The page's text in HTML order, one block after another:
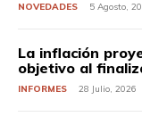
NOVEDADES 5 Agosto,
La inflación
objetivo al
INFORMES 28 Julio, 2026